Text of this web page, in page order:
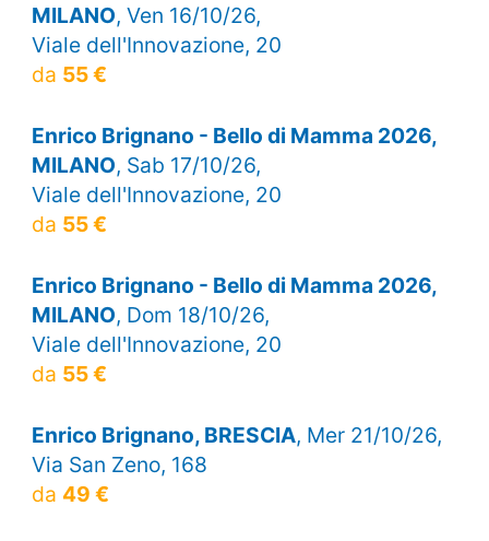
MILANO, Ven 16/10/26,
Viale dell'Innovazione, 20
da 55 €
Enrico Brignano - Bello di Mamma 2026,
MILANO, Sab 17/10/26,
Viale dell'Innovazione, 20
da 55 €
Enrico Brignano - Bello di Mamma 2026,
MILANO, Dom 18/10/26,
Viale dell'Innovazione, 20
da 55 €
Enrico Brignano, BRESCIA, Mer 21/10/26,
Via San Zeno, 168
da 49 €